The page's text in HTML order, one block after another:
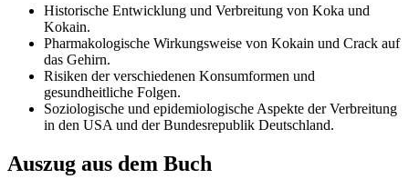
Historische Entwicklung und Verbreitung von Koka und
Kokain.
Pharmakologische Wirkungsweise von Kokain und Crack auf
das Gehirn.
Risiken der verschiedenen Konsumformen und
gesundheitliche Folgen.
Soziologische und epidemiologische Aspekte der Verbreitung
in den USA und der Bundesrepublik Deutschland.
Auszug aus dem Buch